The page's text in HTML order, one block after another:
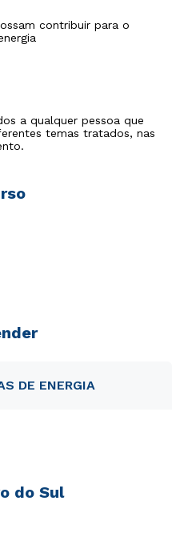
contribuir para o
a qualquer pessoa que
temas tratados, nas
DE ENERGIA
do Sul